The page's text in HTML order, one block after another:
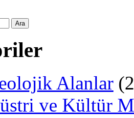
Alanlar
ve Kültür